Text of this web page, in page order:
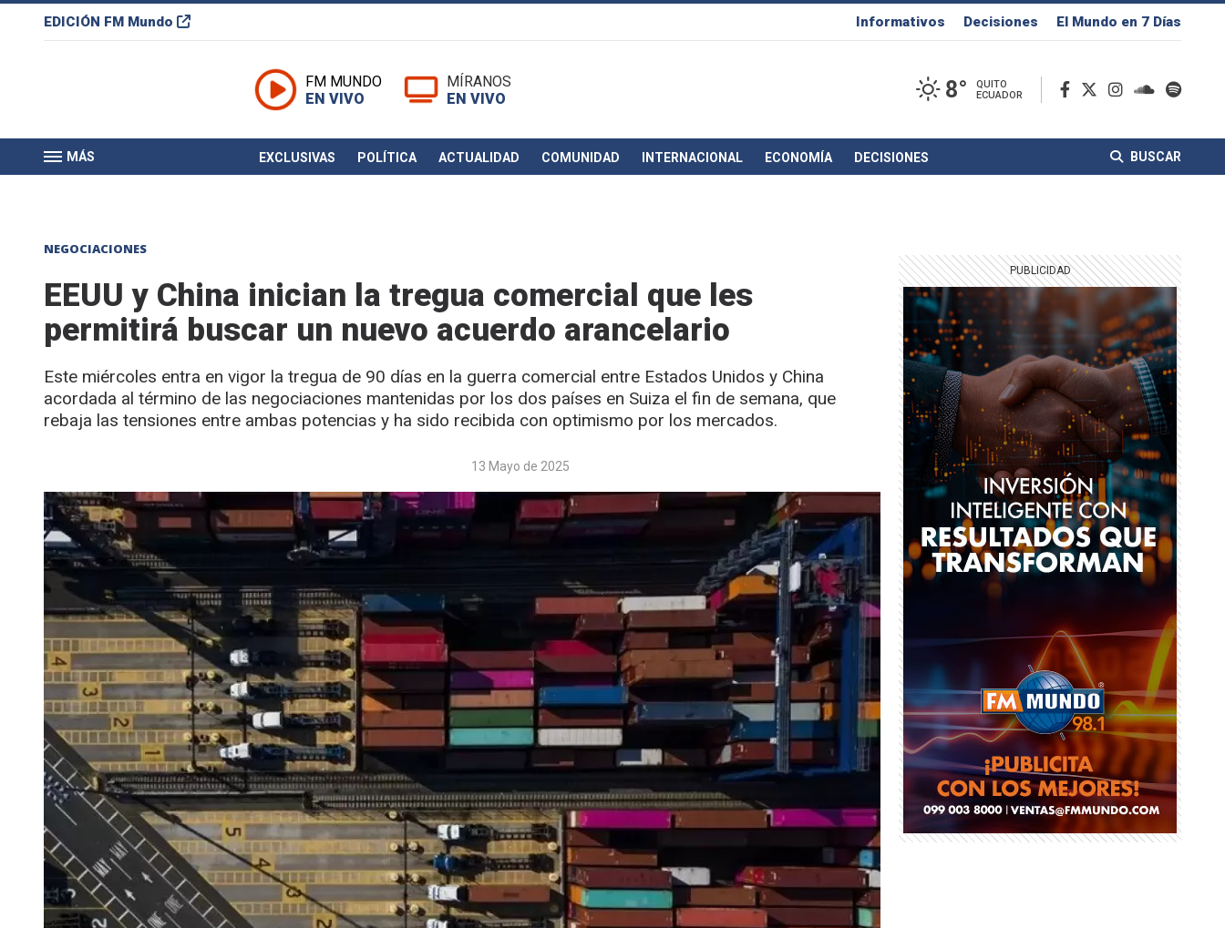
EDICIÓN FM Mundo Informativos Decisiones El Mundo en 7 Días
FM MUNDO
EN VIVO
MÍRANOS
EN VIVO
8°
QUITO
ECUADOR
MÁS EXCLUSIVAS POLÍTICA ACTUALIDAD COMUNIDAD INTERNACIONAL ECONOMÍA DECISIONES BUSCAR
NEGOCIACIONES
EEUU y China inician la tregua comercial que les
permitirá buscar un nuevo acuerdo arancelario
Este miércoles entra en vigor la tregua de 90 días en la guerra comercial entre Estados Unidos y China
acordada al término de las negociaciones mantenidas por los dos países en Suiza el fin de semana, que
rebaja las tensiones entre ambas potencias y ha sido recibida con optimismo por los mercados.
13 Mayo de 2025